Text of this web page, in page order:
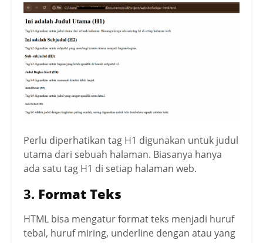
    <p>
        Tag h3 digunakan untuk bagian y
ang lebih spesifik di bawah subjudul h
2.
    </p>
    <h4>Judul Bagian Kecil (H4)</h4>
    <p>
        Tag h4 digunakan untuk memecah
konten lebih lanjut.
    <h5>Judul Detail (H5)</h5>
    <p>
ng sangat spesifik atau detail.
    <h6>Judul Terkecil (H6)</h6>
    <p>
Perlu diperhatikan tag H1 digunakan untuk judul
utama dari sebuah halaman. Biasanya hanya
ada satu tag H1 di setiap halaman web.
3. Format Teks
HTML bisa mengatur format teks menjadi huruf
tebal, huruf miring, underline dengan atau yang